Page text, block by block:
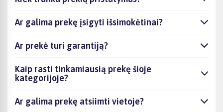
Ar galima prekę įsigyti išsimokėtinai?
Ar prekė turi garantiją?
Kaip rasti tinkamiausią prekę šioje
kategorijoje?
Ar galima prekę atsiimti vietoje?